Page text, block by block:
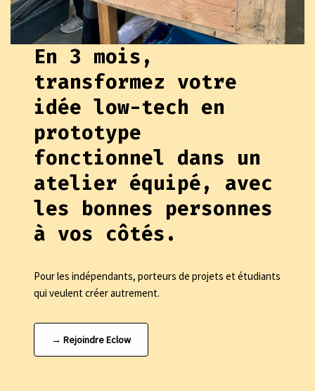
En 3 mois,
transformez votre
idée low-tech en
prototype
fonctionnel dans un
atelier équipé, avec
les bonnes personnes
à vos côtés.
Pour les indépendants, porteurs de projets et étudiants
qui veulent créer autrement.
→ Rejoindre Eclow